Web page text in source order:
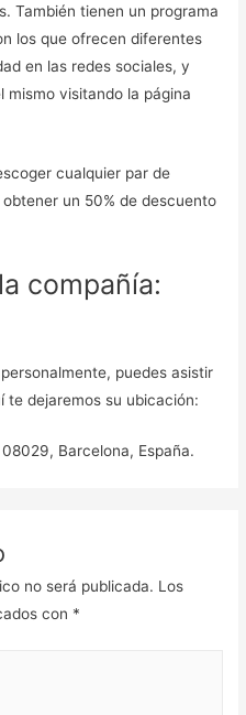
También tienen un programa
los que ofrecen diferentes
en las redes sociales, y
mismo visitando la página
cualquier par de
un 50% de descuento
compañía:
puedes asistir
te dejaremos su ubicación:
Barcelona, España.
no será publicada. Los
con *